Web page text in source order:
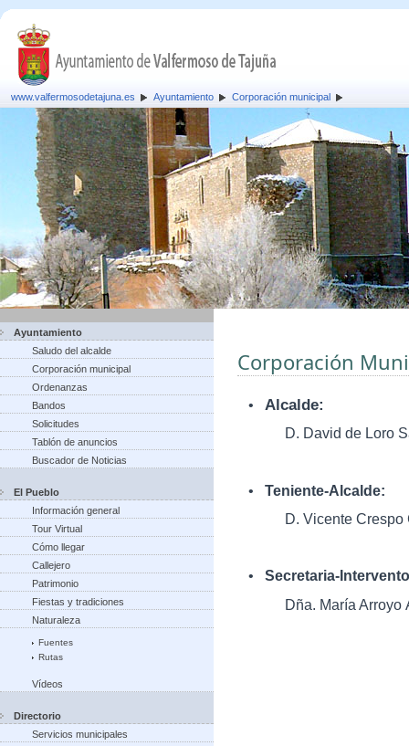
www.valfermosodetajuna.es Ayuntamiento Corporación municipal
Ayuntamiento
Saludo del alcalde
Corporación municipal
Ordenanzas
Bandos
Solicitudes
Tablón de anuncios
Buscador de Noticias
El Pueblo
Información general
Tour Virtual
Cómo llegar
Callejero
Patrimonio
Fiestas y tradiciones
Naturaleza
Fuentes
Rutas
Vídeos
Directorio
Servicios municipales
Corporación
• Alcalde:
D. David de Loro
• Teniente-Alcalde:
D. Vicente Crespo
• Secretaria-
Dña. María Arroyo